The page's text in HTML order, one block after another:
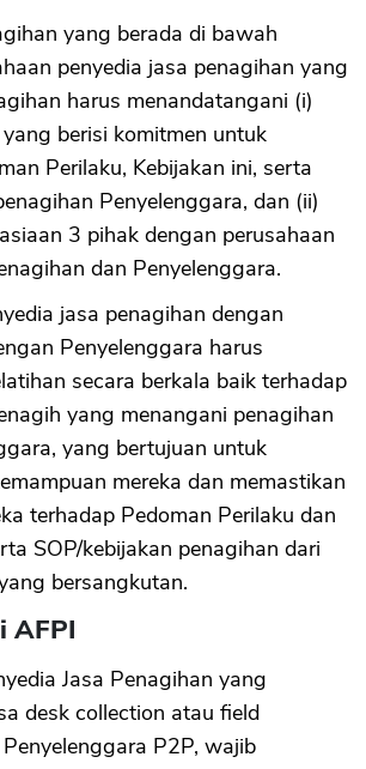
yang berada di bawah
penyedia jasa penagihan yang
harus menandatangani (i)
berisi komitmen untuk
Perilaku, Kebijakan ini, serta
Penyelenggara, dan (ii)
3 pihak dengan perusahaan
dan Penyelenggara.
jasa penagihan dengan
Penyelenggara harus
secara berkala baik terhadap
yang menangani penagihan
yang bertujuan untuk
mereka dan memastikan
terhadap Pedoman Perilaku dan
SOP/kebijakan penagihan dari
bersangkutan.
AFPI
Jasa Penagihan yang
desk collection atau field
P2P, wajib